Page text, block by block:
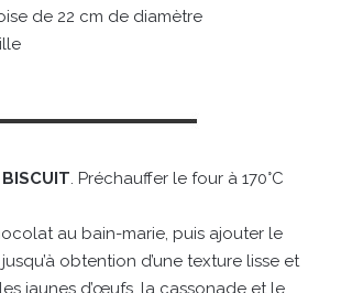
de 22 cm de diamètre
BISCUIT . Préchauffer le four à 170°C
au bain-marie, puis ajouter le
obtention d’une texture lisse et
jaunes d’œufs, la cassonade et le